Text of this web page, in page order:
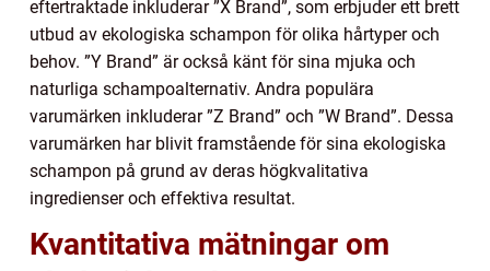
eftertraktade inkluderar ”X Brand”, som erbjuder ett brett
utbud av ekologiska schampon för olika hårtyper och
behov. ”Y Brand” är också känt för sina mjuka och
naturliga schampoalternativ. Andra populära
varumärken inkluderar ”Z Brand” och ”W Brand”. Dessa
varumärken har blivit framstående för sina ekologiska
schampon på grund av deras högkvalitativa
ingredienser och effektiva resultat.
Kvantitativa mätningar om